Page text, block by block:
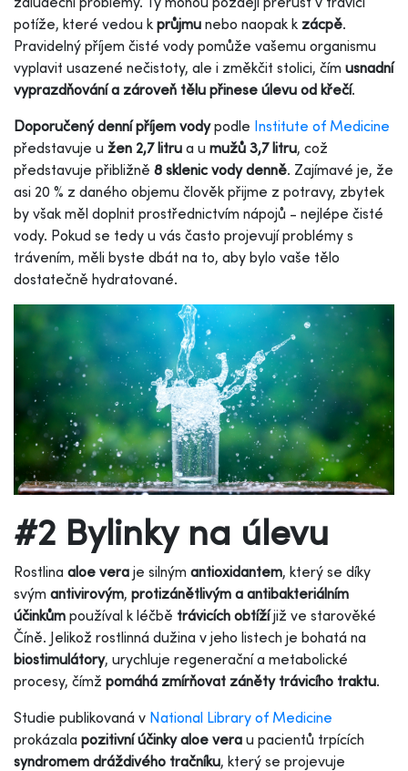
potíže, které vedou k průjmu nebo naopak k zácpě.
Pravidelný příjem čisté vody pomůže vašemu organismu
vyplavit usazené nečistoty, ale i změkčit stolici, čím usnadní
vyprazdňování a zároveň tělu přinese úlevu od křečí.
Doporučený denní příjem vodypodle Institute of Medicine
představuje u žen 2,7 litru a u mužů 3,7 litru, což
představuje přibližně 8 sklenic vody denně. Zajímavé je, že
asi 20 % z daného objemu člověk přijme z potravy, zbytek
by však měl doplnit prostřednictvím nápojů - nejlépe čisté
vody. Pokud se tedy u vás často projevují problémy s
trávením, měli byste dbát na to, aby bylo vaše tělo
dostatečně hydratované.
#2 Bylinky na úlevu
Rostlina aloe vera je silným antioxidantem, který se díky
svým antivirovým, protizánětlivým a antibakteriálním
účinkům používal k léčbě trávicích obtížíjiž ve starověké
Číně. Jelikož rostlinná dužina v jeho listech je bohatá na
biostimulátory, urychluje regenerační a metabolické
procesy, čímž pomáhá zmírňovat záněty trávicího traktu.
Studie publikovaná v National Library of Medicine
prokázala pozitivní účinky aloe vera u pacientů trpících
syndromem dráždivého tračníku, který se projevuje